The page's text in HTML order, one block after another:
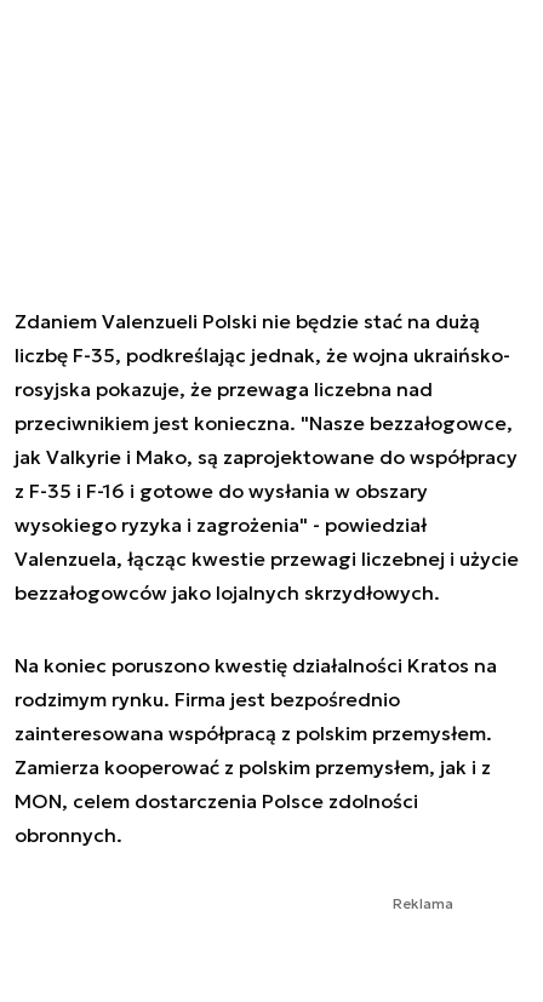
Zdaniem Valenzueli Polski nie będzie stać na dużą
liczbę F-35, podkreślając jednak, że wojna ukraińsko-
rosyjska pokazuje, że przewaga liczebna nad
przeciwnikiem jest konieczna. "Nasze bezzałogowce,
jak Valkyrie i Mako, są zaprojektowane do współpracy
z F-35 i F-16 i gotowe do wysłania w obszary
wysokiego ryzyka i zagrożenia" - powiedział
Valenzuela, łącząc kwestie przewagi liczebnej i użycie
bezzałogowców jako lojalnych skrzydłowych.
Na koniec poruszono kwestię działalności Kratos na
rodzimym rynku. Firma jest bezpośrednio
zainteresowana współpracą z polskim przemysłem.
Zamierza kooperować z polskim przemysłem, jak i z
MON, celem dostarczenia Polsce zdolności
obronnych.
Reklama